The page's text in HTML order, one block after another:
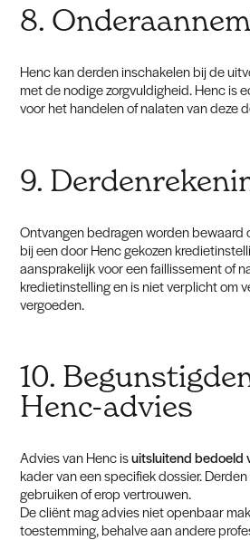
8.
Henc kan derden inschakelen bij de
met de nodige zorgvuldigheid. Henc is
voor het handelen of nalaten van deze
9.
Ontvangen bedragen worden bewaard
bij een door Henc gekozen
aansprakelijk voor een faillissement of
kredietinstelling en is niet verplicht om
vergoeden.
10.
Henc-advies
Advies van Henc isuitsluitend bedoeld
kader van een specifiek dossier.
gebruiken of erop vertrouwen.
De cliënt mag advies niet openbaar
toestemming, behalve aan andere